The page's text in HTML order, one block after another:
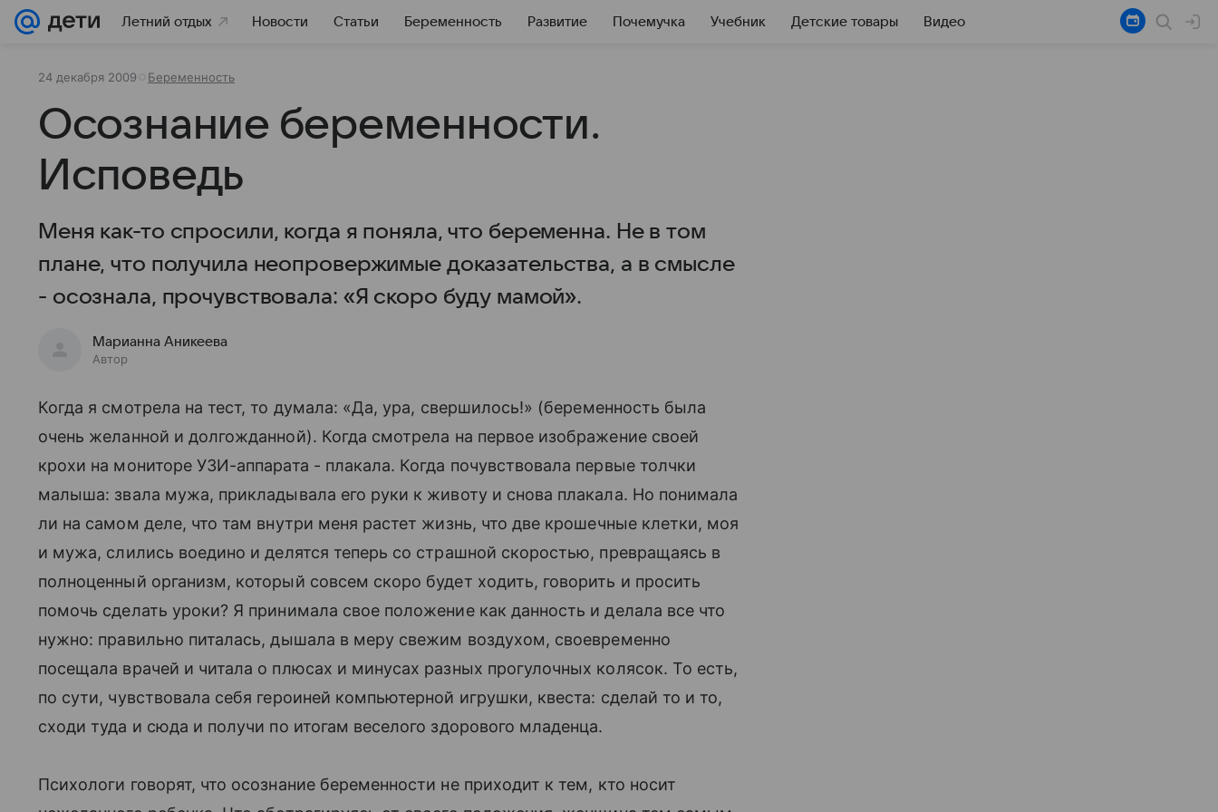
Летний отдых Новости Статьи Беременность Развитие Почемучка Учебник Детские товары Видео
24 декабря 2009 Беременность
Осознание беременности.
Исповедь
Меня как-то спросили, когда я поняла, что беременна. Не в том
плане, что получила неопровержимые доказательства, а в смысле
- осознала, прочувствовала: «Я скоро буду мамой».
Марианна Аникеева
Автор
Когда я смотрела на тест, то думала: «Да, ура, свершилось!» (беременность была
очень желанной и долгожданной). Когда смотрела на первое изображение своей
крохи на мониторе УЗИ-аппарата - плакала. Когда почувствовала первые толчки
малыша: звала мужа, прикладывала его руки к животу и снова плакала. Но понимала
ли на самом деле, что там внутри меня растет жизнь, что две крошечные клетки, моя
и мужа, слились воедино и делятся теперь со страшной скоростью, превращаясь в
полноценный организм, который совсем скоро будет ходить, говорить и просить
помочь сделать уроки? Я принимала свое положение как данность и делала все что
нужно: правильно питалась, дышала в меру свежим воздухом, своевременно
посещала врачей и читала о плюсах и минусах разных прогулочных колясок. То есть,
по сути, чувствовала себя героиней компьютерной игрушки, квеста: сделай то и то,
сходи туда и сюда и получи по итогам веселого здорового младенца.
Психологи говорят, что осознание беременности не приходит к тем, кто носит